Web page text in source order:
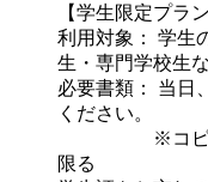
【学生限定プラ
利用対象： 学生
生・専門学校生な
必要書類： 当日
ください。
※コピー提示
限る